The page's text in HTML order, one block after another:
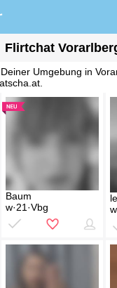
Flirtchat
Umgebung in
Baum
w·21·Vbg